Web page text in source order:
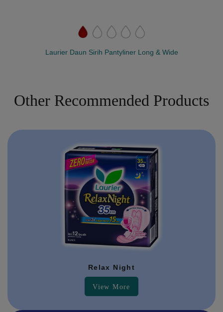
Laurier Daun Sirih Pantyliner Long & Wide
Other Recommended Products
Relax Night
View More